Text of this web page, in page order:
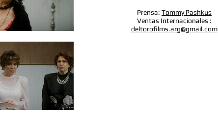
Prensa: Tommy Pashkus
Ventas Internacionales :
deltorofilms.arg@gmail.com